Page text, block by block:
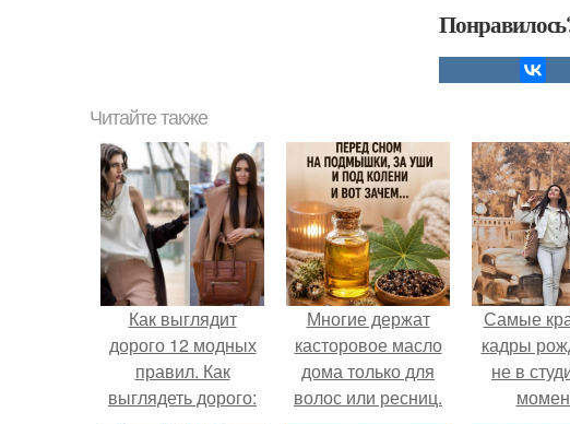
Читайте также
Как выглядит
дорого 12 модных
правил. Как
выглядеть дорого:
Многие держат
касторовое масло
дома только для
волос или ресниц.
Самые
кадры
не в